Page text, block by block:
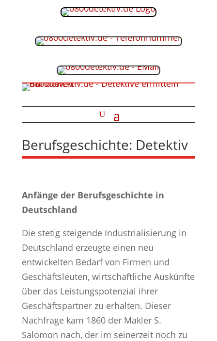
Berufsgeschichte: Detektiv
Anfänge der Berufsgeschichte in
Deutschland
Die stetig steigende Industrialisierung in
Deutschland erzeugte einen neu
entwickelten Bedarf von Firmen und
Geschäftsleuten, wirtschaftliche Auskünfte
über das Leistungspotenzial ihrer
Geschäftspartner zu erhalten. Dieser
Nachfrage kam 1860 der Makler S.
Salomon nach, der im seinerzeit noch zu